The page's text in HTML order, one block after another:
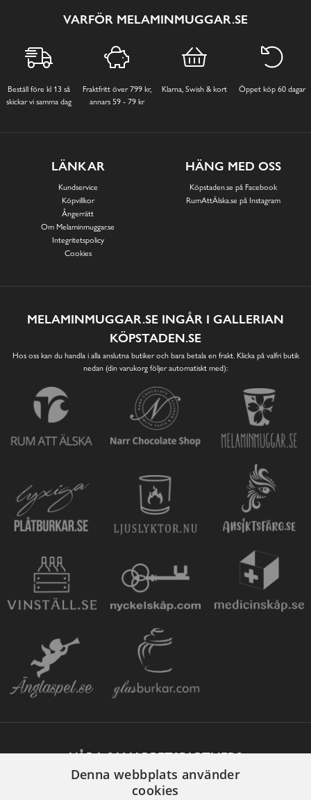
VARFÖR MELAMINMUGGAR.SE
Beställ före kl 13 så
skickar vi samma dag
Fraktfritt över 799 kr,
annars 59 - 79 kr
Klarna, Swish & kort Öppet köp 60 dagar
LÄNKAR
Kundservice
Köpvillkor
Ångerrätt
Om Melaminmuggar.se
Integritetspolicy
Cookies
HÄNG MED OSS
Köpstaden.se på Facebook
RumAttÄlska.se på Instagram
MELAMINMUGGAR.SE INGÅR I GALLERIAN
KÖPSTADEN.SE
Hos oss kan du handla i alla anslutna butiker och bara betala en frakt. Klicka på valfri butik
nedan (din varukorg följer automatiskt med):
VÅRA SAMARBETSPARTNERS
Denna webbplats använder
cookies